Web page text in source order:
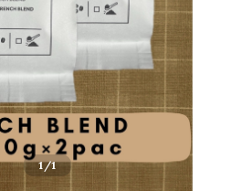
1/1